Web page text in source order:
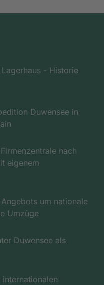
Duwensee in
nach
eigenem
um nationale
Umzüge
Duwensee als
internationalen